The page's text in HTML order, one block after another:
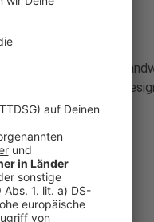
Produkte und
an Geschenkideen,
Dezember 2025
Uhr